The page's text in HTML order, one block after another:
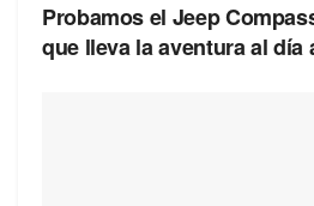
Probamos el Jeep
que lleva la aventura al día